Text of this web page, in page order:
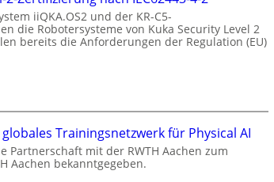
iiQKA.OS2 und der KR-C5-
die Robotersysteme von Kuka Security Level 2
bereits die Anforderungen der Regulation (EU)
Trainingsnetzwerk für Physical AI
Partnerschaft mit der RWTH Aachen zum
Aachen bekanntgegeben.